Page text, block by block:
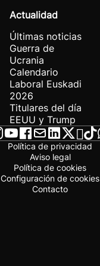
Actualidad
Últimas noticias
Guerra de
Ucrania
Calendario
Laboral Euskadi
2026
Titulares del día
EEUU y Trump
Política de privacidad
Aviso legal
Política de cookies
Configuración de cookies
Contacto